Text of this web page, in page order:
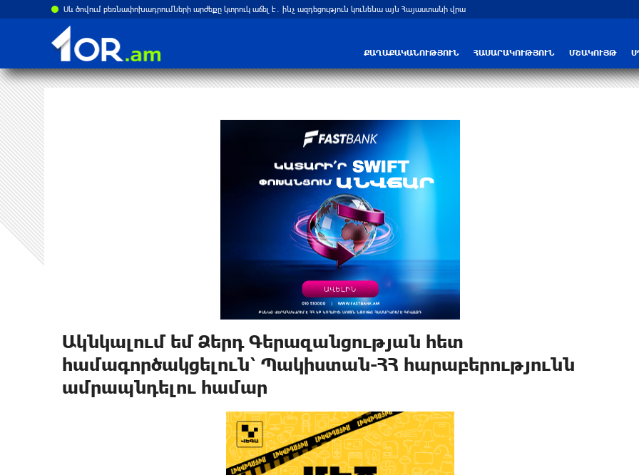
Բելառուսում պակասում է ԽՍՀՄ ժամանակների կառավարման համակարգը․ Լուկաշենկո
ՔԱՂԱՔԱԿԱՆՈՒԹՅՈՒՆ ՀԱՍԱՐԱԿՈՒԹՅՈՒՆ ՄՇԱԿՈՒՅԹ
Ակնկալում եմ Ձերդ Գերազանցության հետ
համագործակցելուն՝ Պակիստան-ՀՀ հարաբերությունն
ամրապնդելու համար